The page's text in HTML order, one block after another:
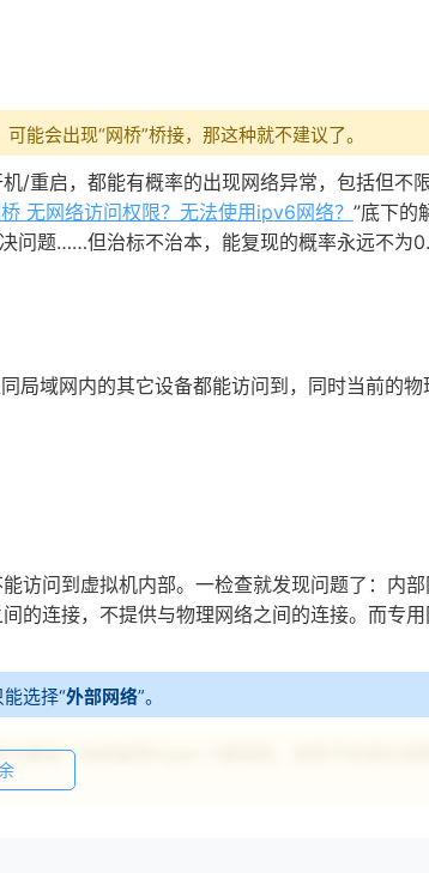
能会出现“网桥”桥接，那这种就不建议了。
/重启，都能有概率的出现网络异常，包括但不
无网络访问权限？无法使用ipv6网络？ ”底下的
问题……但治标不治本，能复现的概率永远不为
局域网内的其它设备都能访问到，同时当前的物
访问到虚拟机内部。一检查就发现问题了：内
的连接，不提供与物理网络之间的连接。而专
选择“外部网络”。
虚拟一块连接到Hyper-V虚拟机，这样子的话比如